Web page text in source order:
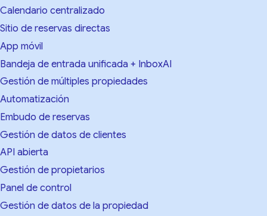
Calendario centralizado
Sitio de reservas directas
App móvil
Bandeja de entrada unificada + InboxAI
Gestión de múltiples propiedades
Automatización
Embudo de reservas
Gestión de datos de clientes
API abierta
Gestión de propietarios
Panel de control
Gestión de datos de la propiedad